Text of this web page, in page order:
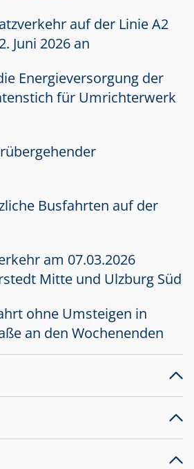
auf der Linie A2
Juni 2026 an
Energieversorgung der
für Umrichterwerk
Busfahrten auf der
am 07.03.2026
Mitte und Ulzburg Süd
ohne Umsteigen in
an den Wochenenden
Bauarbeiten am
der Bahnstraße in